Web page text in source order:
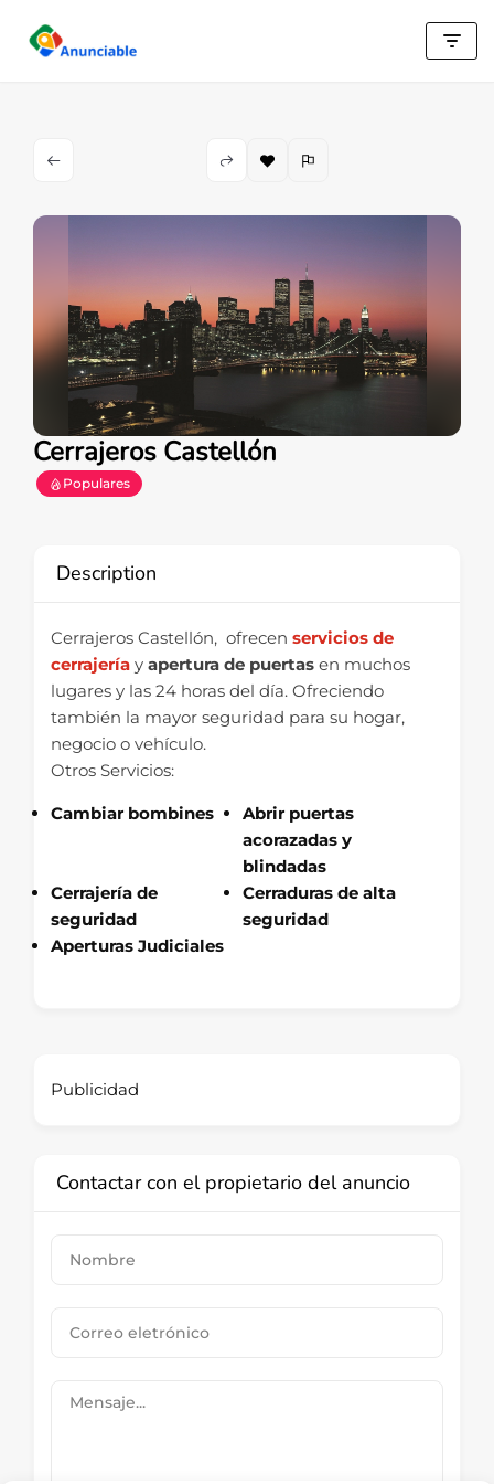
Saltar
Cerrajeros Castellón
Populares
Description
Cerrajeros Castellón, ofrecen servicios de
cerrajería y apertura de puertas en muchos
lugares y las 24 horas del día. Ofreciendo
también la mayor seguridad para su hogar,
negocio o vehículo.
Otros Servicios:
Cambiar bombines
Abrir puertas
acorazadas y
blindadas
Cerrajería de
seguridad
Cerraduras de alta
seguridad
Aperturas Judiciales
Publicidad
Contactar con el propietario del anuncio